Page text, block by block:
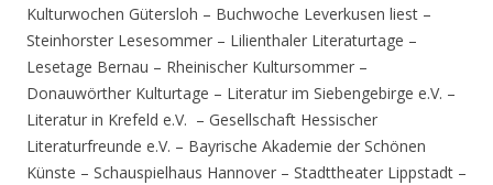
Kulturwochen Gütersloh – Buchwoche Leverkusen liest –
Steinhorster Lesesommer – Lilienthaler Literaturtage –
Lesetage Bernau – Rheinischer Kultursommer –
Donauwörther Kulturtage – Literatur im Siebengebirge e.V. –
Literatur in Krefeld e.V. – Gesellschaft Hessischer
Literaturfreunde e.V. – Bayrische Akademie der Schönen
Künste – Schauspielhaus Hannover – Stadttheater Lippstadt –